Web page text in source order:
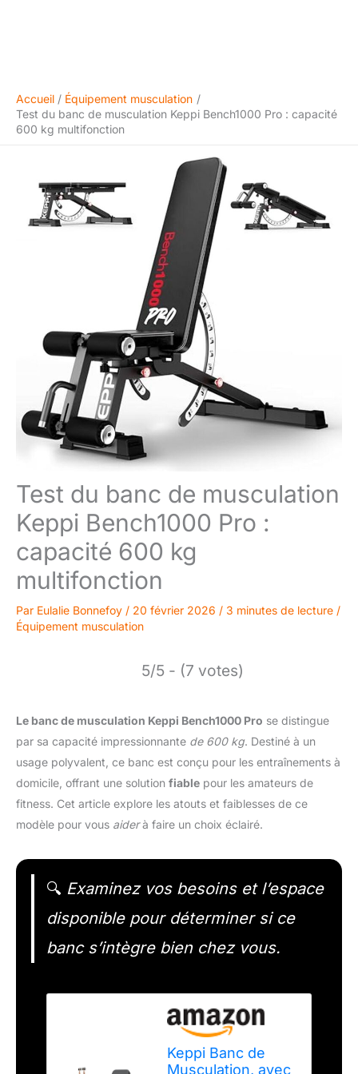
Accueil
Équipement musculation
Test du banc de musculation Keppi Bench1000 Pro : capacité
600 kg multifonction
Test du banc de musculation
Keppi Bench1000 Pro :
capacité 600 kg
multifonction
Par Eulalie Bonnefoy / 20 février 2026 / 3 minutes de lecture /
Équipement musculation
5/5 - (7 votes)
Le banc de musculation Keppi Bench1000 Pro se distingue
par sa capacité impressionnante de 600 kg. Destiné à un
usage polyvalent, ce banc est conçu pour les entraînements à
domicile, offrant une solution fiable pour les amateurs de
fitness. Cet article explore les atouts et faiblesses de ce
modèle pour vous aiderà faire un choix éclairé.
🔍 Examinez vos besoins et l’espace
disponible pour déterminer si ce
banc s’intègre bien chez vous.
Keppi Banc de
Musculation, avec